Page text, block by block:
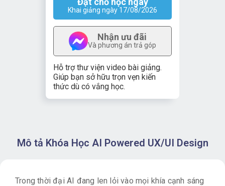
Khai giảng ngày 17/08/2026
Nhận ưu đãi
Và phương án trả góp
Hỗ trợ thư viện video bài giảng.
Giúp bạn sở hữu trọn vẹn kiến
thức dù có vắng học.
Mô tả Khóa Học AI Powered UX/UI Design
Trong thời đại AI đang len lỏi vào mọi khía cạnh sáng